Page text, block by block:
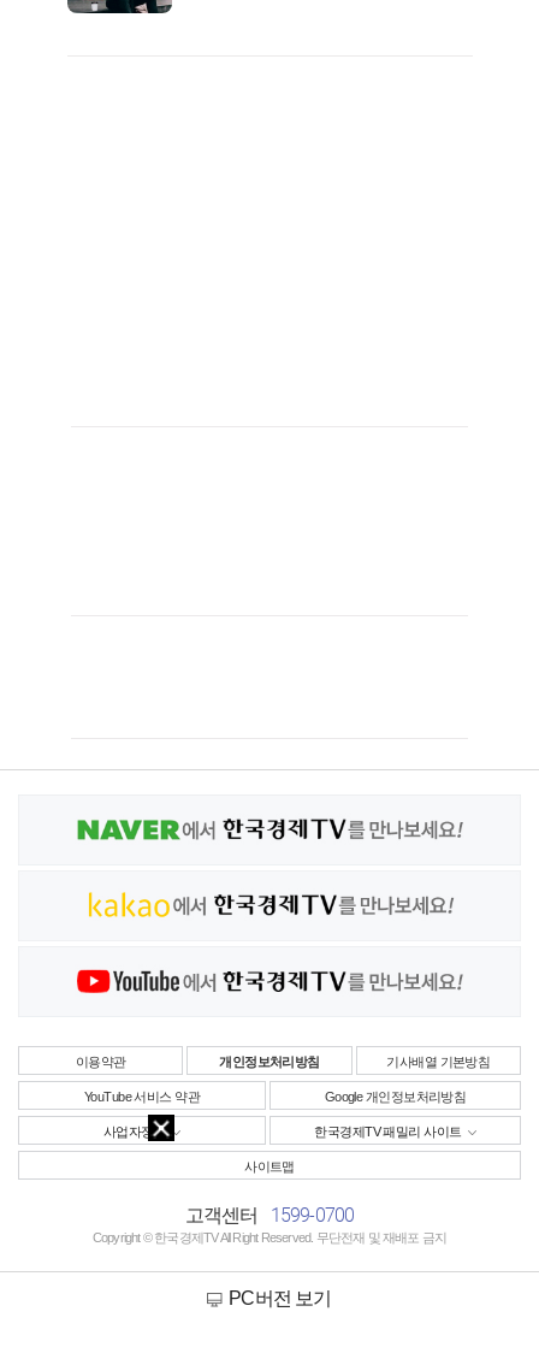
이용약관 개인정보처리방침 기사배열 기본방침
YouTube 서비스 약관 Google 개인정보처리방침
사업자정보 한국경제TV 패밀리 사이트
사이트맵
고객센터 1599-0700
Copyright © 한국경제TV All Right Reserved. 무단전재 및 재배포 금지
PC버전 보기